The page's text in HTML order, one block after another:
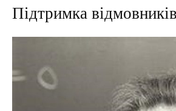
Підтримка